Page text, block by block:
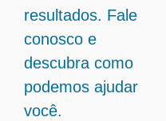
resultados. Fale
conosco e
descubra como
podemos ajudar
você.